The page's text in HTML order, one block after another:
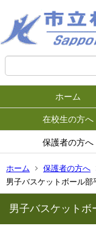
ホーム
在校生の方へ
保護者の方へ
ホーム 保護者の方へ
男子バスケットボール
男子バスケットボ